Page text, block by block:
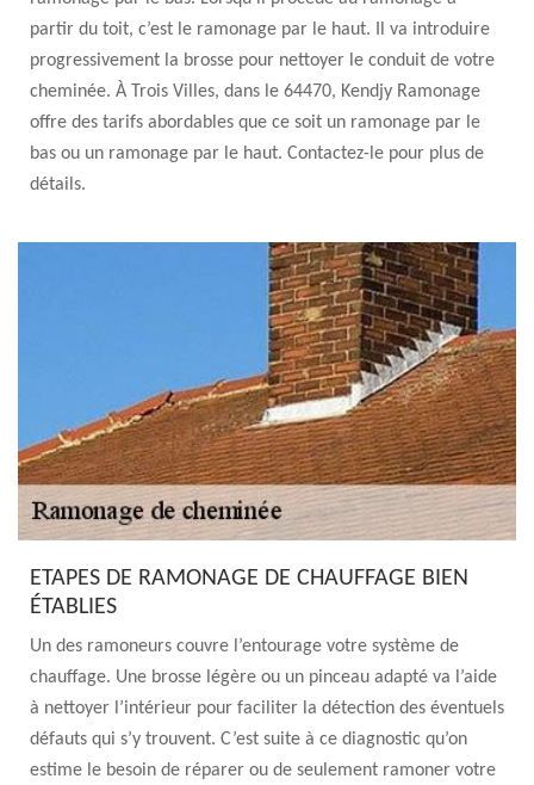
partir du toit, c’est le ramonage par le haut. Il va introduire
progressivement la brosse pour nettoyer le conduit de votre
cheminée. À Trois Villes, dans le 64470, Kendjy Ramonage
offre des tarifs abordables que ce soit un ramonage par le
bas ou un ramonage par le haut. Contactez-le pour plus de
détails.
ETAPES DE RAMONAGE DE CHAUFFAGE BIEN
ÉTABLIES
Un des ramoneurs couvre l’entourage votre système de
chauffage. Une brosse légère ou un pinceau adapté va l’aide
à nettoyer l’intérieur pour faciliter la détection des éventuels
défauts qui s’y trouvent. C’est suite à ce diagnostic qu’on
estime le besoin de réparer ou de seulement ramoner votre